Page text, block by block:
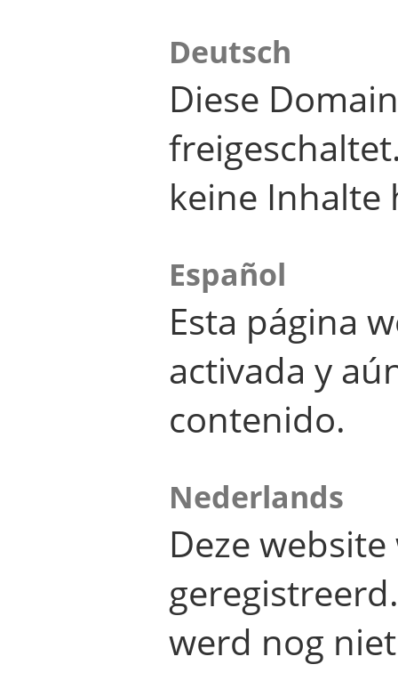
Deutsch
Diese
keine Inhalte
Español
Esta página
activada y
contenido.
Nederlands
Deze
werd nog